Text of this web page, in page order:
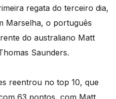
regata do terceiro dia,
Marselha, o português
do australiano Matt
Saunders.
reentrou no top 10, que
63 pontos, com Matt